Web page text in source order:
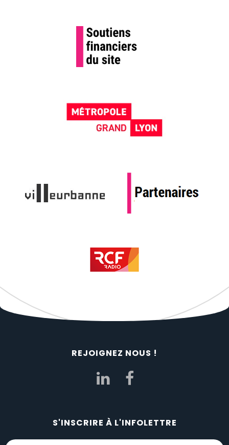
REJOIGNEZ NOUS !
S'INSCRIRE À L'INFOLETTRE